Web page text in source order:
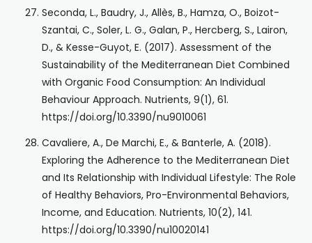
Seconda, L., Baudry, J., Allès, B., Hamza, O., Boizot-
Szantai, C., Soler, L. G., Galan, P., Hercberg, S., Lairon,
D., & Kesse-Guyot, E. (2017). Assessment of the
Sustainability of the Mediterranean Diet Combined
with Organic Food Consumption: An Individual
Behaviour Approach. Nutrients, 9(1), 61.
https://doi.org/10.3390/nu9010061
Cavaliere, A., De Marchi, E., & Banterle, A. (2018).
Exploring the Adherence to the Mediterranean Diet
and Its Relationship with Individual Lifestyle: The Role
of Healthy Behaviors, Pro-Environmental Behaviors,
Income, and Education. Nutrients, 10(2), 141.
https://doi.org/10.3390/nu10020141